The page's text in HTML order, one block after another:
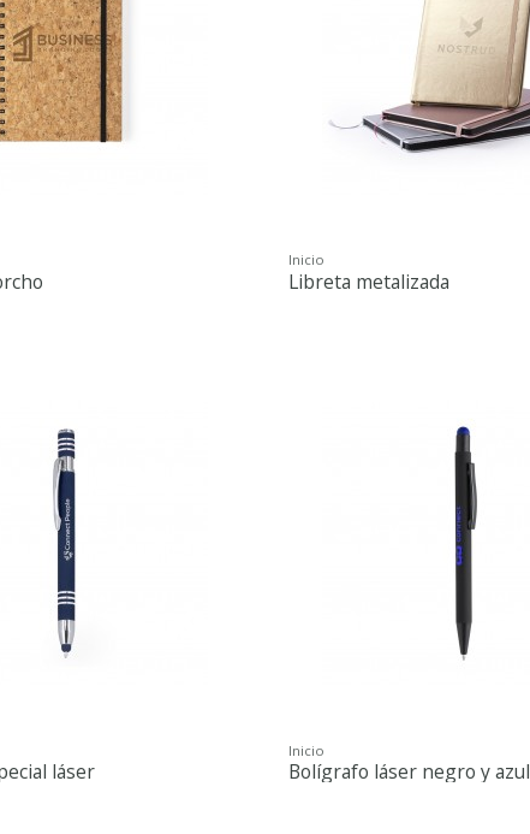
Inicio
Libreta metalizada
láser
Inicio
Bolígrafo láser negro y azul